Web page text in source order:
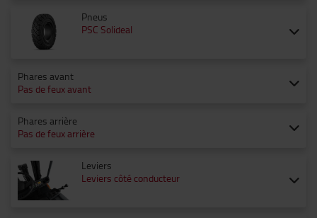
Pneus
PSC Solideal
Phares avant
Pas de feux avant
Phares arrière
Pas de feux arrière
Leviers
Leviers côté conducteur